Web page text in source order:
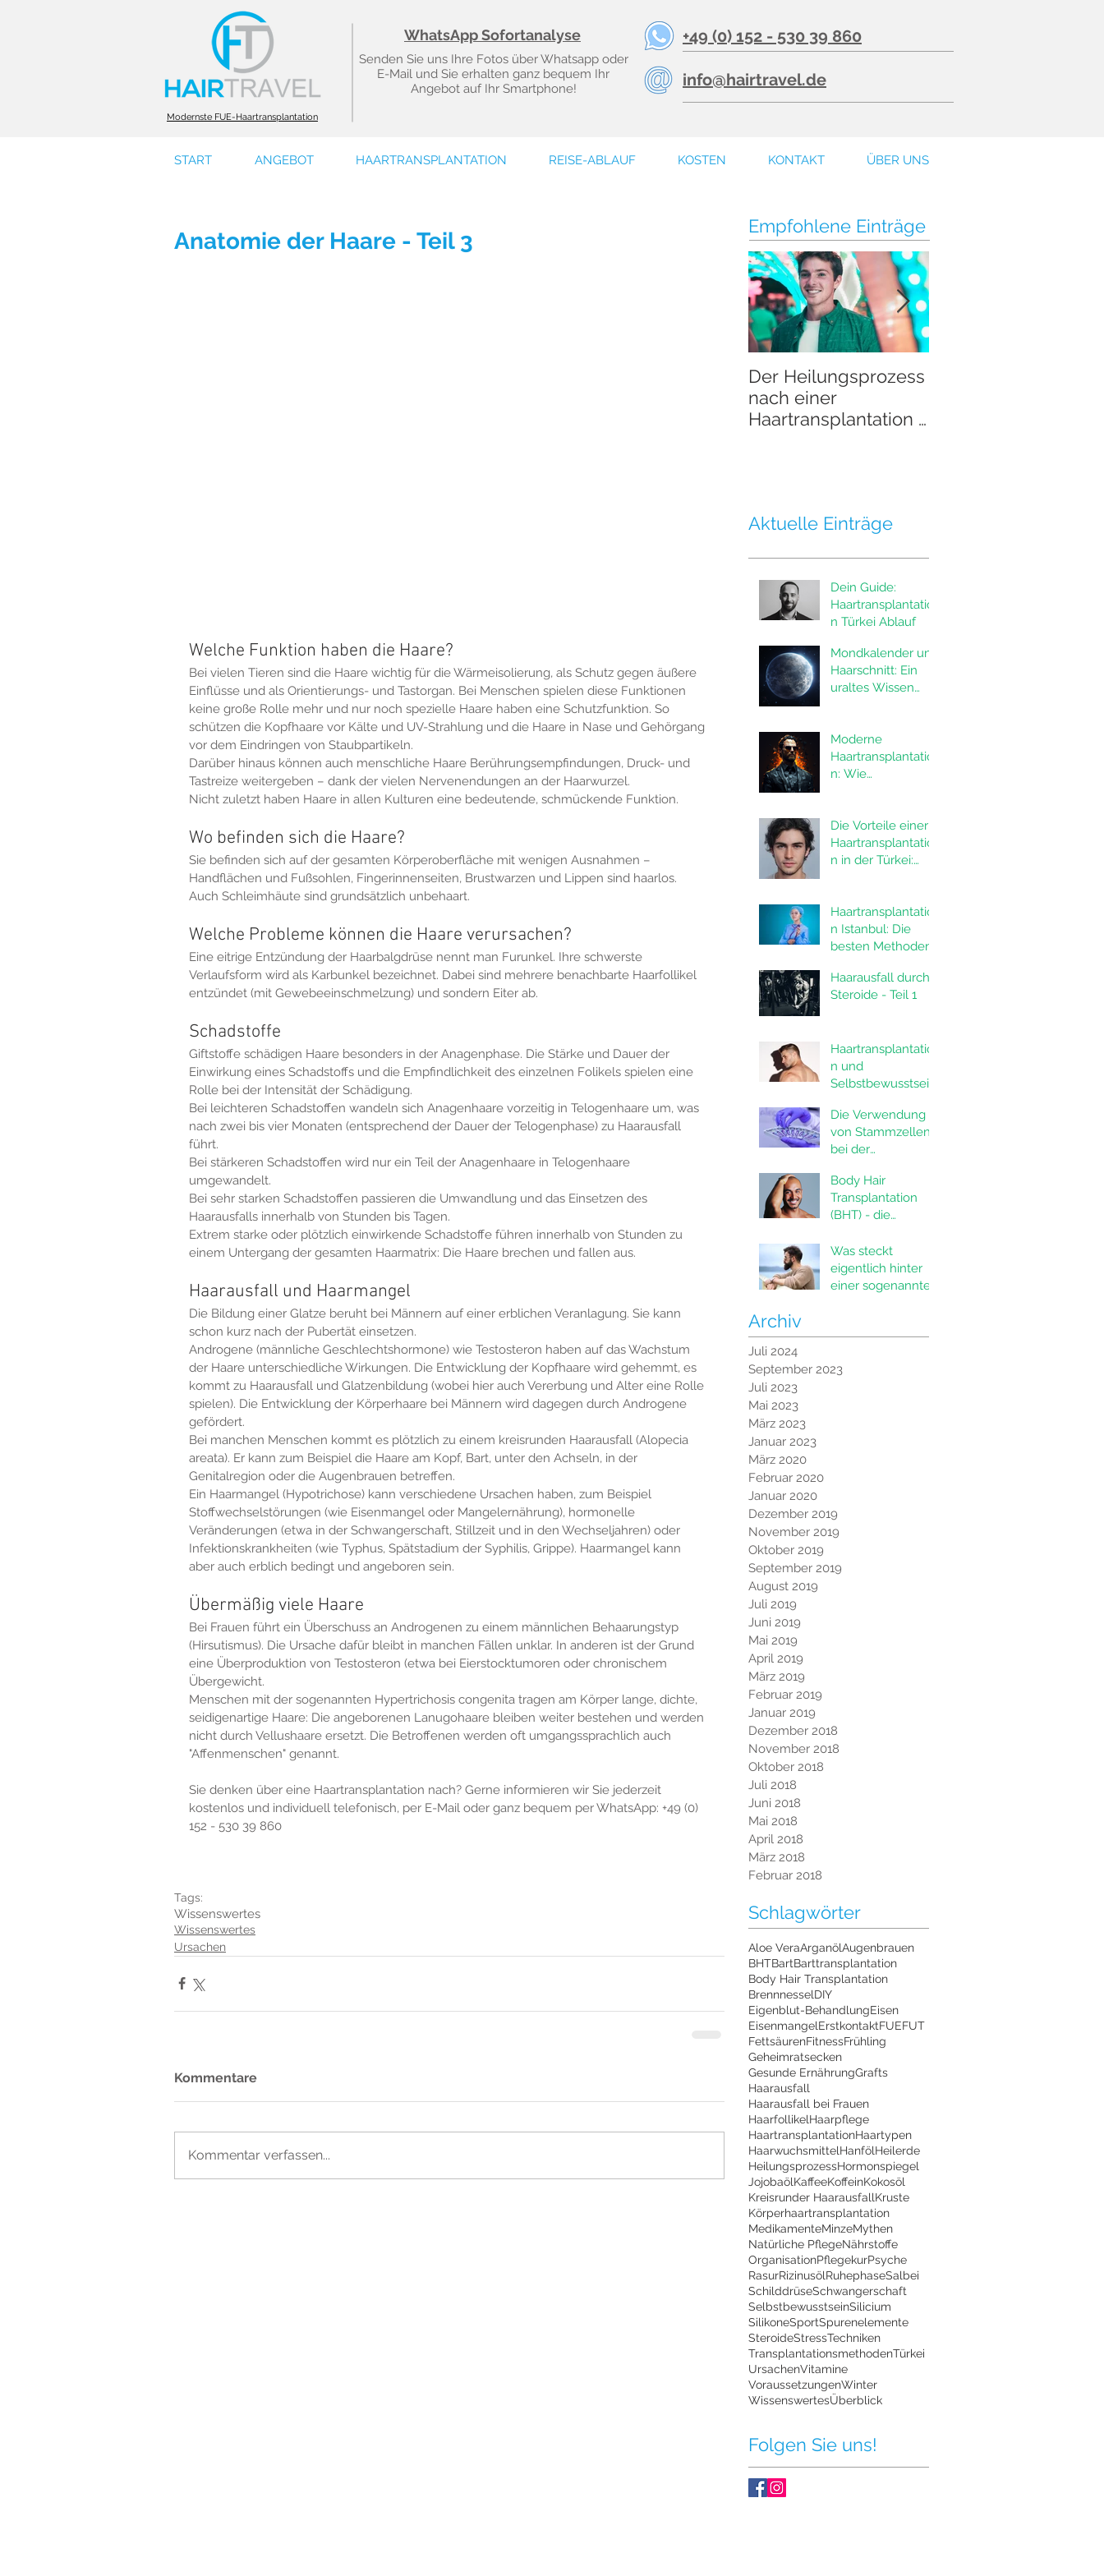
Senden Sie uns Ihre Fotos über Whatsapp oder
E-Mail und Sie erhalten ganz bequem Ihr
Angebot auf Ihr Smartphone!
WhatsApp Sofortanalyse +49 (0) 152 - 530 39 860
info@hairtravel.de
Modernste FUE-Haartransplantation
START ANGEBOT HAARTRANSPLANTATION REISE-ABLAUF KOSTEN KONTAKT ÜBER UNS
Anatomie der Haare - Teil 3
Welche Funktion haben die Haare?
Bei vielen Tieren sind die Haare wichtig für die Wärmeisolierung, als Schutz gegen äußere
Einflüsse und als Orientierungs- und Tastorgan. Bei Menschen spielen diese Funktionen
keine große Rolle mehr und nur noch spezielle Haare haben eine Schutzfunktion. So
schützen die Kopfhaare vor Kälte und UV-Strahlung und die Haare in Nase und Gehörgang
vor dem Eindringen von Staubpartikeln.
Darüber hinaus können auch menschliche Haare Berührungsempfindungen, Druck- und
Tastreize weitergeben – dank der vielen Nervenendungen an der Haarwurzel.
Nicht zuletzt haben Haare in allen Kulturen eine bedeutende, schmückende Funktion.
Wo befinden sich die Haare?
Sie befinden sich auf der gesamten Körperoberfläche mit wenigen Ausnahmen –
Handflächen und Fußsohlen, Fingerinnenseiten, Brustwarzen und Lippen sind haarlos.
Auch Schleimhäute sind grundsätzlich unbehaart.
Welche Probleme können die Haare verursachen?
Eine eitrige Entzündung der Haarbalgdrüse nennt man Furunkel. Ihre schwerste
Verlaufsform wird als Karbunkel bezeichnet. Dabei sind mehrere benachbarte Haarfollikel
entzündet (mit Gewebeeinschmelzung) und sondern Eiter ab.
Schadstoffe
Giftstoffe schädigen Haare besonders in der Anagenphase. Die Stärke und Dauer der
Einwirkung eines Schadstoffs und die Empfindlichkeit des einzelnen Folikels spielen eine
Rolle bei der Intensität der Schädigung.
Bei leichteren Schadstoffen wandeln sich Anagenhaare vorzeitig in Telogenhaare um, was
nach zwei bis vier Monaten (entsprechend der Dauer der Telogenphase) zu Haarausfall
führt.
Bei stärkeren Schadstoffen wird nur ein Teil der Anagenhaare in Telogenhaare
umgewandelt.
Bei sehr starken Schadstoffen passieren die Umwandlung und das Einsetzen des
Haarausfalls innerhalb von Stunden bis Tagen.
Extrem starke oder plötzlich einwirkende Schadstoffe führen innerhalb von Stunden zu
einem Untergang der gesamten Haarmatrix: Die Haare brechen und fallen aus.
Haarausfall und Haarmangel
Die Bildung einer Glatze beruht bei Männern auf einer erblichen Veranlagung. Sie kann
schon kurz nach der Pubertät einsetzen.
Androgene (männliche Geschlechtshormone) wie Testosteron haben auf das Wachstum
der Haare unterschiedliche Wirkungen. Die Entwicklung der Kopfhaare wird gehemmt, es
kommt zu Haarausfall und Glatzenbildung (wobei hier auch Vererbung und Alter eine Rolle
spielen). Die Entwicklung der Körperhaare bei Männern wird dagegen durch Androgene
gefördert.
Bei manchen Menschen kommt es plötzlich zu einem kreisrunden Haarausfall (Alopecia
areata). Er kann zum Beispiel die Haare am Kopf, Bart, unter den Achseln, in der
Genitalregion oder die Augenbrauen betreffen.
Ein Haarmangel (Hypotrichose) kann verschiedene Ursachen haben, zum Beispiel
Stoffwechselstörungen (wie Eisenmangel oder Mangelernährung), hormonelle
Veränderungen (etwa in der Schwangerschaft, Stillzeit und in den Wechseljahren) oder
Infektionskrankheiten (wie Typhus, Spätstadium der Syphilis, Grippe). Haarmangel kann
aber auch erblich bedingt und angeboren sein.
Übermäßig viele Haare
Bei Frauen führt ein Überschuss an Androgenen zu einem männlichen Behaarungstyp
(Hirsutismus). Die Ursache dafür bleibt in manchen Fällen unklar. In anderen ist der Grund
eine Überproduktion von Testosteron (etwa bei Eierstocktumoren oder chronischem
Übergewicht.
Menschen mit der sogenannten Hypertrichosis congenita tragen am Körper lange, dichte,
seidigenartige Haare: Die angeborenen Lanugohaare bleiben weiter bestehen und werden
nicht durch Vellushaare ersetzt. Die Betroffenen werden oft umgangssprachlich auch
"Affenmenschen" genannt.
Sie denken über eine Haartransplantation nach? Gerne informieren wir Sie jederzeit
kostenlos und individuell telefonisch, per E-Mail oder ganz bequem per WhatsApp: +49 (0)
152 - 530 39 860
Tags:
Wissenswertes
Wissenswertes
Ursachen
Kommentare
Kommentar verfassen...
Empfohlene Einträge
Der Heilungsprozess
nach einer
Haartransplantation -
Aktuelle Einträge
Dein Guide:
Haartransplantatio
n Türkei Ablauf
Mondkalender und
Haarschnitt: Ein
uraltes Wissen
Moderne
Haartransplantatio
n: Wie
von Männern
verändern
Die Vorteile einer
Haartransplantatio
n in der Türkei:
Haartransplantatio
n Istanbul: Die
besten Methoden
der Türkei
Haarausfall durch
Steroide - Teil 1
Haartransplantatio
n und
Selbstbewusstsein
Die Verwendung
von Stammzellen
bei der
n
Body Hair
Transplantation
(BHT) - die
für Haarausfall
Was steckt
eigentlich hinter
einer sogenannten
Archiv
Juli 2024
September 2023
Juli 2023
Mai 2023
März 2023
Januar 2023
März 2020
Februar 2020
Januar 2020
Dezember 2019
November 2019
Oktober 2019
September 2019
August 2019
Juli 2019
Juni 2019
Mai 2019
April 2019
März 2019
Februar 2019
Januar 2019
Dezember 2018
November 2018
Oktober 2018
Juli 2018
Juni 2018
Mai 2018
April 2018
März 2018
Februar 2018
Schlagwörter
Aloe VeraArganölAugenbrauen
BHTBartBarttransplantation
Body Hair Transplantation
BrennnesselDIY
Eigenblut-BehandlungEisen
EisenmangelErstkontaktFUEFUT
FettsäurenFitnessFrühling
Geheimratsecken
Gesunde ErnährungGrafts
Haarausfall
Haarausfall bei Frauen
HaarfollikelHaarpflege
HaartransplantationHaartypen
HaarwuchsmittelHanfölHeilerde
HeilungsprozessHormonspiegel
JojobaölKaffeeKoffeinKokosöl
Kreisrunder HaarausfallKruste
Körperhaartransplantation
MedikamenteMinzeMythen
Natürliche PflegeNährstoffe
OrganisationPflegekurPsyche
RasurRizinusölRuhephaseSalbei
SchilddrüseSchwangerschaft
SelbstbewusstseinSilicium
SilikoneSportSpurenelemente
SteroideStressTechniken
TransplantationsmethodenTürkei
UrsachenVitamine
VoraussetzungenWinter
WissenswertesÜberblick
Folgen Sie uns!